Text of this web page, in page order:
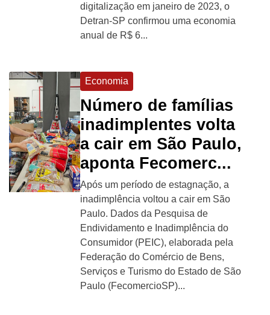
digitalização em janeiro de 2023, o
Detran-SP confirmou uma economia
anual de R$ 6...
Economia
Número de famílias
inadimplentes volta
a cair em São Paulo,
aponta Fecomerc...
Após um período de estagnação, a
inadimplência voltou a cair em São
Paulo. Dados da Pesquisa de
Endividamento e Inadimplência do
Consumidor (PEIC), elaborada pela
Federação do Comércio de Bens,
Serviços e Turismo do Estado de São
Paulo (FecomercioSP)...